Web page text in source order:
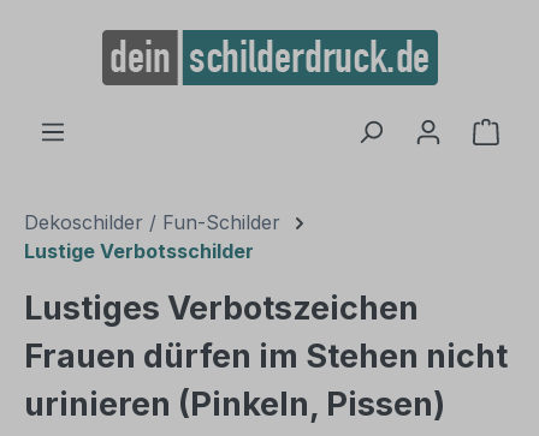
springen
Dekoschilder / Fun-Schilder
Lustige Verbotsschilder
Lustiges Verbotszeichen
Frauen dürfen im Stehen nicht
urinieren (Pinkeln, Pissen)